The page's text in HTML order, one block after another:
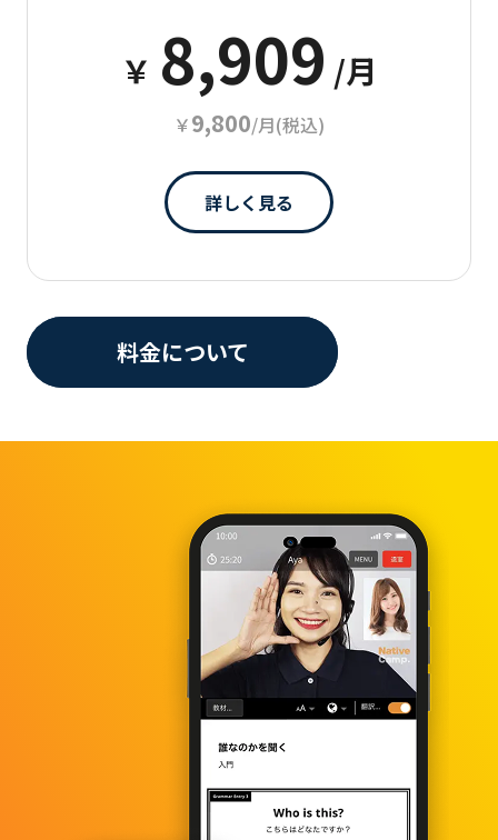
￥ 8,909 /月
￥9,800/月(税込)
詳しく見る
料金について